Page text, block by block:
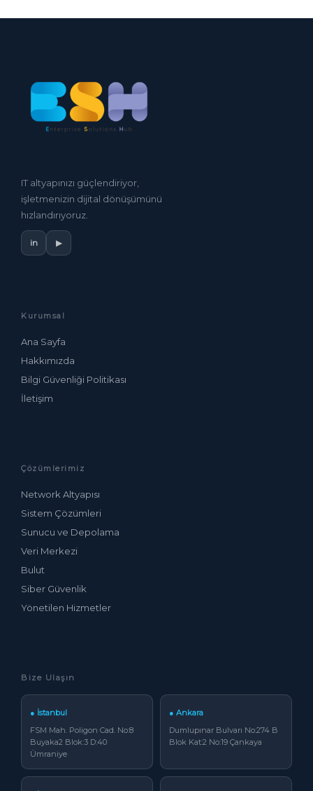
IT altyapınızı güçlendiriyor,
işletmenizin dijital dönüşümünü
hızlandırıyoruz.
in ▶
Kurumsal
Ana Sayfa
Hakkımızda
Bilgi Güvenliği Politikası
İletişim
Çözümlerimiz
Network Altyapısı
Sistem Çözümleri
Sunucu ve Depolama
Veri Merkezi
Bulut
Siber Güvenlik
Yönetilen Hizmetler
Bize Ulaşın
● İstanbul
FSM Mah. Poligon Cad. No:8
Buyaka2 Blok:3 D:40
Ümraniye
● Ankara
Dumlupınar Bulvarı No:274 B
Blok Kat:2 No:19 Çankaya